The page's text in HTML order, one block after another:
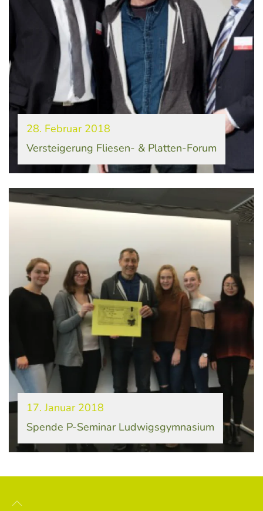
28. Februar 2018
Versteigerung Fliesen- & Platten-Forum
17. Januar 2018
Spende P-Seminar Ludwigsgymnasium